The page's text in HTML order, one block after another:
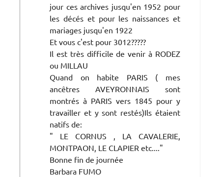
jour ces archives jusqu'en 1952 pour
les décés et pour les naissances et
mariages jusqu'en 1922
Et vous c'est pour 3012?????
Il est très difficile de venir à RODEZ
ou MILLAU
Quand on habite PARIS ( mes
ancêtres AVEYRONNAIS sont
montrés à PARIS vers 1845 pour y
travailler et y sont restés)Ils étaient
natifs de:
" LE CORNUS , LA CAVALERIE,
MONTPAON, LE CLAPIER etc...."
Bonne fin de journée
Barbara FUMO